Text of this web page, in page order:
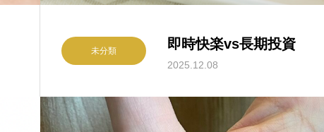
未分類 即時快楽vs長期投資
2025.12.08